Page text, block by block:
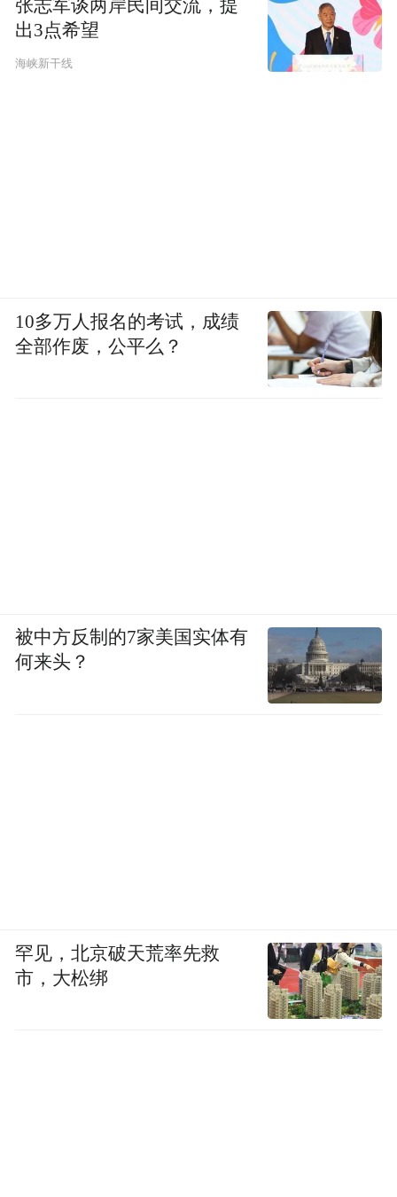
张志军谈两岸民间交流，提
出3点希望
海峡新干线
10多万人报名的考试，成绩
全部作废，公平么？
被中方反制的7家美国实体有
何来头？
罕见，北京破天荒率先救
市，大松绑